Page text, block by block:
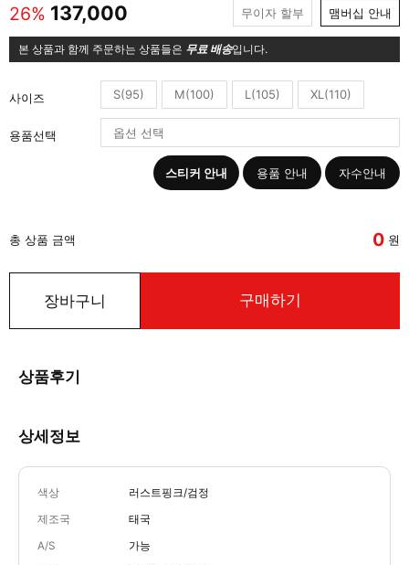
26% 137,000 무이자 할부 맴버십 안내
본 상품과 함께 주문하는 상품들은 무료 배송입니다.
사이즈 S(95) M(100) L(105) XL(110)
용품선택
스티커 안내 용품 안내 자수안내
총 상품 금액 0 원
장바구니 구매하기
상품후기
상세정보
색상 러스트핑크/검정
제조국 태국
A/S 가능